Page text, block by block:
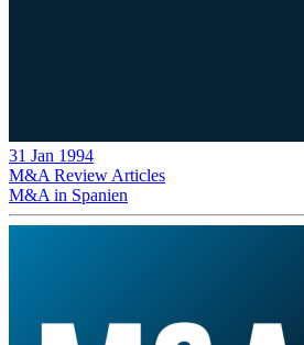
31 Jan 1994
M&A Review Articles
M&A in Spanien